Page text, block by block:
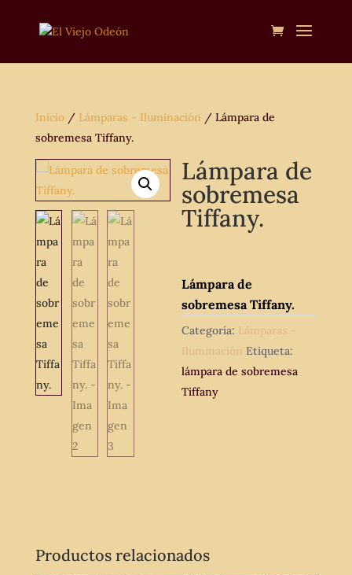
Inicio/ Lámparas - Iluminación / Lámpara de
sobremesa Tiffany.
Lámpara de
sobremesa
Tiffany.
Lámpara de
sobremesa Tiffany.
Categoría: Lámparas -
Iluminación Etiqueta:
lámpara de sobremesa
Tiffany
Productos relacionados